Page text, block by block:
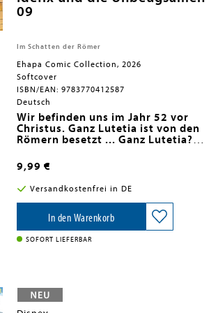
09
Im Schatten der Römer
Ehapa Comic Collection, 2026
Softcover
ISBN/EAN: 9783770412587
Deutsch
Wir befinden uns im Jahr 52 vor
Christus. Ganz Lutetia ist von den
Römern besetzt ... Ganz Lutetia?
Tiere, angeführt von Idefix, leistet
noch immer Widerstand gegen die
Eindringlinge.
In der ganzen Stadt tauchen
Wandbilder auf, die sich über
General Labienus lustig machen.
Wutentbrannt setzt der alles daran,
Vergehen soll er nun ein
Wandgemälde zum Ruhme der
römischen Legion malen. Klar, dass
9,99 €
Versandkostenfrei in DE
In den Warenkorb
SOFORT LIEFERBAR